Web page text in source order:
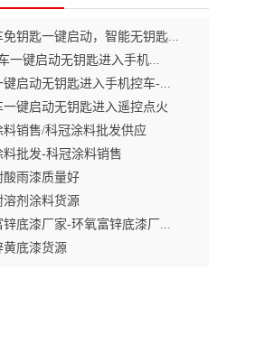
免钥匙一键启动，智能无钥匙...
一键启动无钥匙进入手机...
键启动无钥匙进入手机控车-...
一键启动无钥匙进入遥控点火
料销售/科冠涂料批发供应
料批发-科冠涂料销售
酸雨漆质量好
溶剂涂料货源
锌底漆厂家-环氧富锌底漆厂...
黄底漆货源